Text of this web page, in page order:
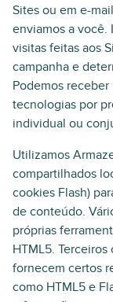
Sites ou em e-
enviamos a você.
visitas feitas aos
campanha e
Podemos
tecnologias por
individual ou
Utilizamos
compartilhados
cookies Flash)
de conteúdo.
próprias
HTML5.
fornecem certos
como HTML5 e